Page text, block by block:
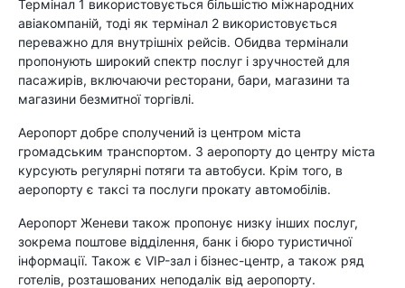
Термінал 1 використовується більшістю міжнародних
авіакомпаній, тоді як термінал 2 використовується
переважно для внутрішніх рейсів. Обидва термінали
пропонують широкий спектр послуг і зручностей для
пасажирів, включаючи ресторани, бари, магазини та
магазини безмитної торгівлі.
Аеропорт добре сполучений із центром міста
громадським транспортом. З аеропорту до центру міста
курсують регулярні потяги та автобуси. Крім того, в
аеропорту є таксі та послуги прокату автомобілів.
Аеропорт Женеви також пропонує низку інших послуг,
зокрема поштове відділення, банк і бюро туристичної
інформації. Також є VIP-зал і бізнес-центр, а також ряд
готелів, розташованих неподалік від аеропорту.